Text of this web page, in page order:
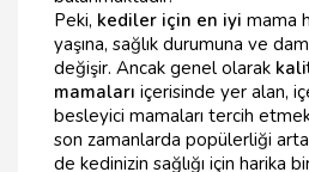
Peki, kediler için en iyi mama
yaşına, sağlık durumuna ve
değişir. Ancak genel olarak
mamaları içerisinde yer alan,
besleyici mamaları tercih
son zamanlarda popülerliği
de kedinizin sağlığı için harika